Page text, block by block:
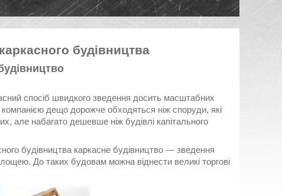
будівництва
спосіб швидкого зведення досить масштабних
компанією дещо дорожче обходяться ніж споруди, які
але набагато дешевше ніж будівлі капітального
будівництва каркасне будівництво ― зведення
До таких будовам можна віднести великі торгові